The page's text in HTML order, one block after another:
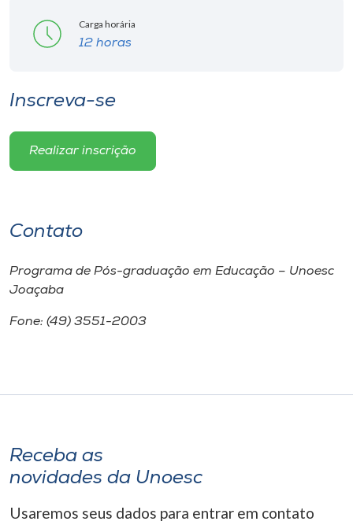
Carga horária
12 horas
Inscreva-se
Realizar inscrição
Contato
Programa de Pós-graduação em Educação – Unoesc
Joaçaba
Fone: (49) 3551-2003
Receba as
novidades da Unoesc
Usaremos seus dados para entrar em contato